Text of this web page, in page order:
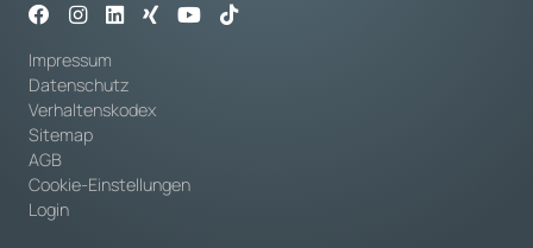
Impressum
Datenschutz
Verhaltenskodex
Sitemap
AGB
Cookie-Einstellungen
Login